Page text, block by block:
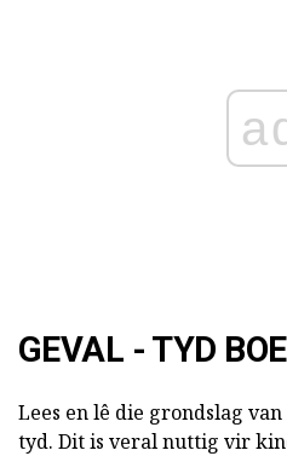
GEVAL - TYD
Lees en lê die grondslag
tyd. Dit is veral nuttig vir